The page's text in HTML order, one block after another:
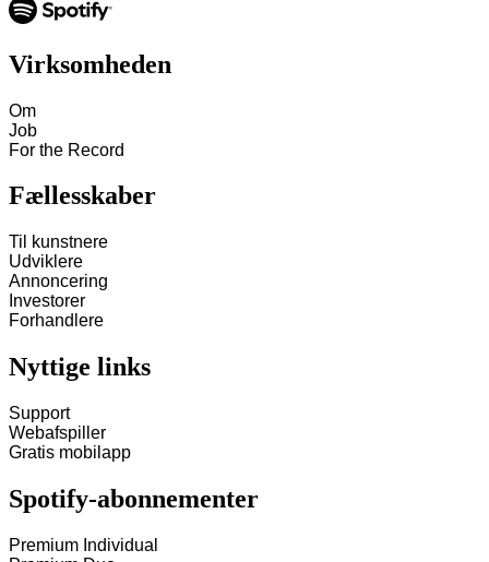
Virksomheden
Om
Job
For the Record
Fællesskaber
Til kunstnere
Udviklere
Annoncering
Investorer
Forhandlere
Nyttige links
Support
Webafspiller
Gratis mobilapp
Spotify-abonnementer
Premium Individual